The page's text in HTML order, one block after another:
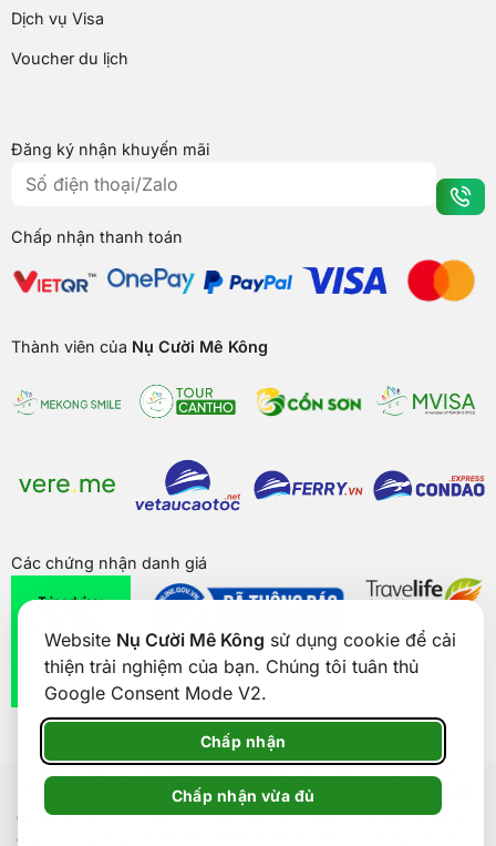
Website Nụ Cười Mê Kông sử dụng cookie để cải
thiện trải nghiệm của bạn. Chúng tôi tuân thủ
Google Consent Mode V2.
Chấp nhận
Chấp nhận vừa đủ
Dịch vụ Visa
Voucher du lịch
Đăng ký nhận khuyến mãi
Chấp nhận thanh toán
Thành viên của Nụ Cười Mê Kông
Các chứng nhận danh giá
Bản quyền củaNụ Cười Mê Kông® 2026. CÔNG TY CỔ PHẦN
THƯƠNG MẠI DU LỊCH NỤ CƯỜI MÊ KÔNG. GPDKKD: 1801511350
do sở KH & ĐT TP. Cần Thơ cấp ngày 24/01/2017. Số giấy phép kinh
doanh lữ hành Quốc tế: 92-018/2022/TCDL-GP LHQT. Địa chỉ: Số 5,